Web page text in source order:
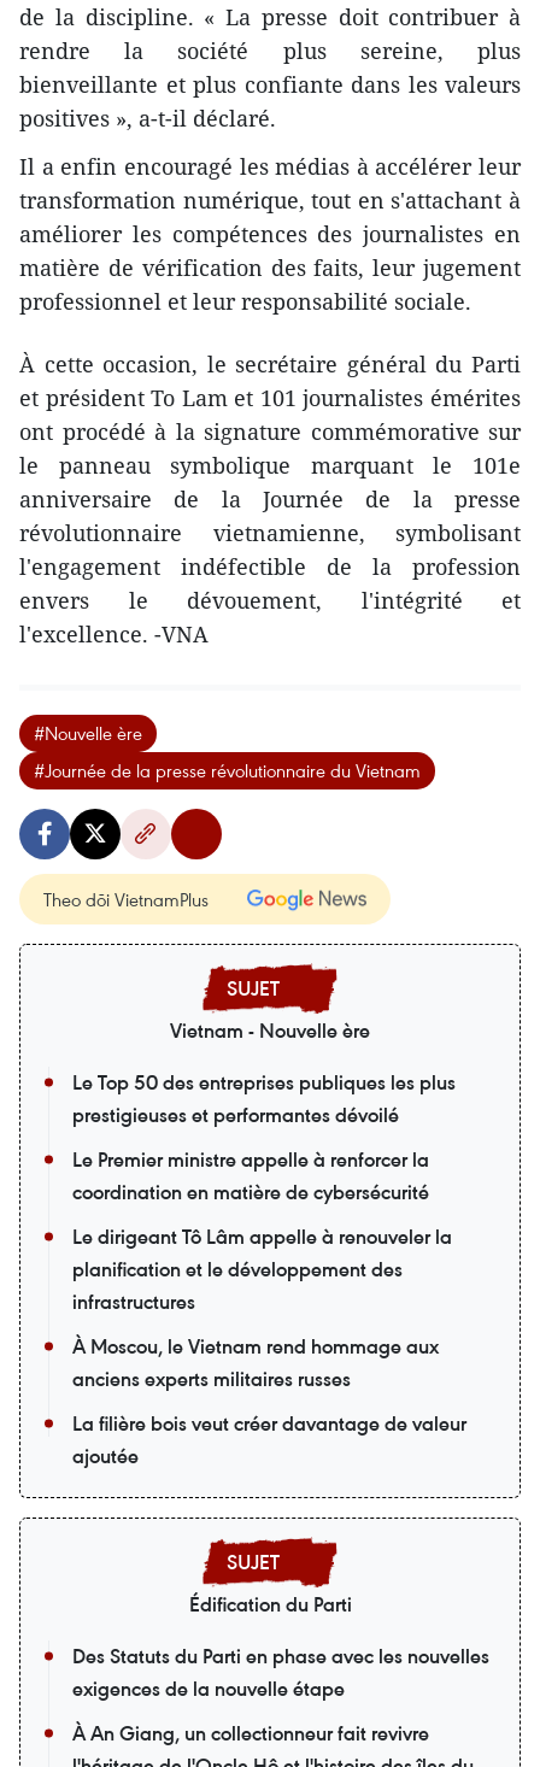
de la discipline. « La presse doit contribuer à
rendre la société plus sereine, plus
bienveillante et plus confiante dans les valeurs
positives », a-t-il déclaré.
Il a enfin encouragé les médias à accélérer leur
transformation numérique, tout en s'attachant à
améliorer les compétences des journalistes en
matière de vérification des faits, leur jugement
professionnel et leur responsabilité sociale.
À cette occasion, le secrétaire général du Parti
et président To Lam et 101 journalistes émérites
ont procédé à la signature commémorative sur
le panneau symbolique marquant le 101e
anniversaire de la Journée de la presse
révolutionnaire vietnamienne, symbolisant
l'engagement indéfectible de la profession
envers le dévouement, l'intégrité et
l'excellence. -VNA
#Nouvelle ère
#Journée de la presse révolutionnaire du Vietnam
Theo dõi VietnamPlus
Vietnam - Nouvelle ère
Le Top 50 des entreprises publiques les plus
prestigieuses et performantes dévoilé
Le Premier ministre appelle à renforcer la
coordination en matière de cybersécurité
Le dirigeant Tô Lâm appelle à renouveler la
planification et le développement des
infrastructures
À Moscou, le Vietnam rend hommage aux
anciens experts militaires russes
La filière bois veut créer davantage de valeur
ajoutée
Édification du Parti
Des Statuts du Parti en phase avec les nouvelles
exigences de la nouvelle étape
À An Giang, un collectionneur fait revivre